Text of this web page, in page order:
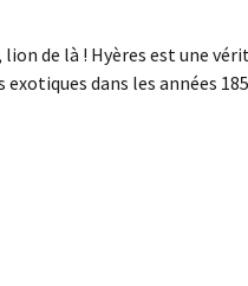
de là ! Hyères est une
dans les années